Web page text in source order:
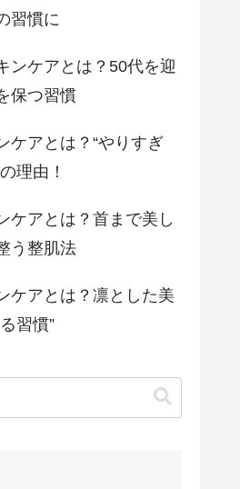
習慣に
ンケアとは？50代を迎
保つ習慣
ケアとは？“やりすぎ
理由！
ケアとは？首まで美し
う整肌法
ケアとは？凛とした美
習慣”